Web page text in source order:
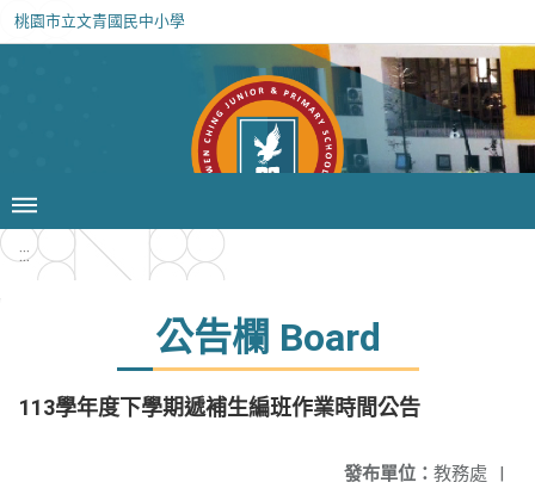
桃園市立文青國民中小學
:::
公告欄 Board
113學年度下學期遞補生編班作業時間公告
發布單位： 教務處 |